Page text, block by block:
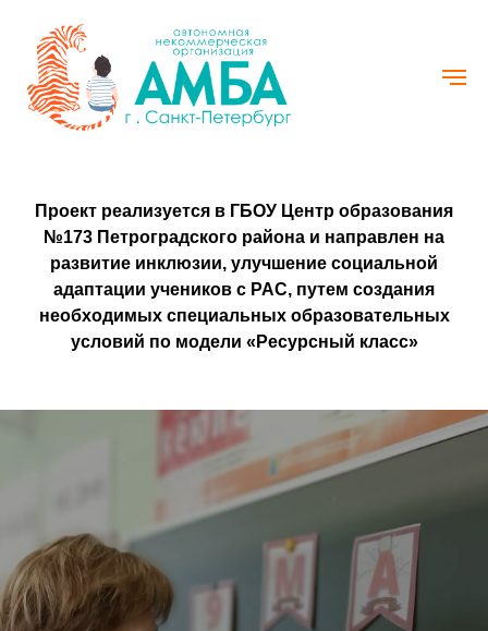
Проект реализуется в ГБОУ Центр образования
№173 Петроградского района и направлен на
развитие инклюзии, улучшение социальной
адаптации учеников с РАС, путем создания
необходимых специальных образовательных
условий по модели «Ресурсный класс»